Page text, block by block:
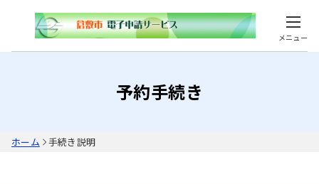
メニュー
予約手続き
ホーム 手続き説明